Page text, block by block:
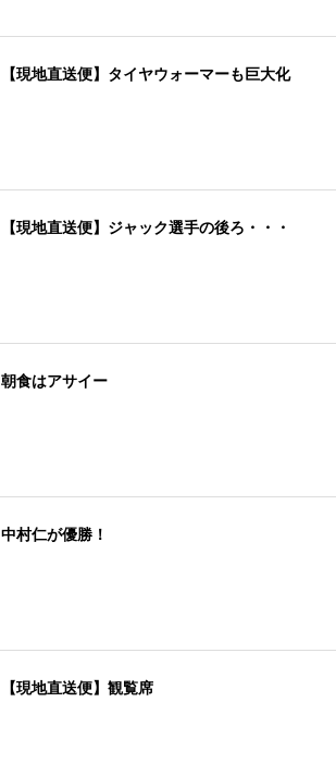
【現地直送便】タイヤウォーマーも巨大化
【現地直送便】ジャック選手の後ろ・・・
朝食はアサイー
中村仁が優勝！
【現地直送便】観覧席